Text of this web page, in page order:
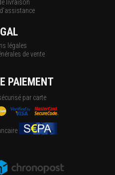
livraison
légales
de vente
PAIEMENT
par carte